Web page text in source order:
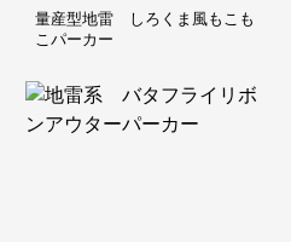
量産型地雷 しろくま風もこも
こパーカー